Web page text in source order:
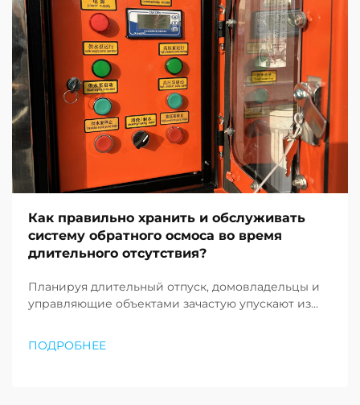
Как правильно хранить и обслуживать
систему обратного осмоса во время
длительного отсутствия?
Планируя длительный отпуск, домовладельцы и
управляющие объектами зачастую упускают из
дорогостоящий ущерб и продлить срок службы
ПОДРОБНЕЕ